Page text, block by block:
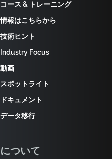
コース & トレーニング
情報はこちらから
技術ヒント
Industry Focus
動画
スポットライト
ドキュメント
データ移行
について